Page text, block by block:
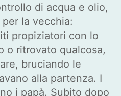
di acqua e olio,
la vecchia:
propiziatori con lo
o ritrovato qualcosa,
bruciando le
alla partenza. I
i papà. Subito dopo